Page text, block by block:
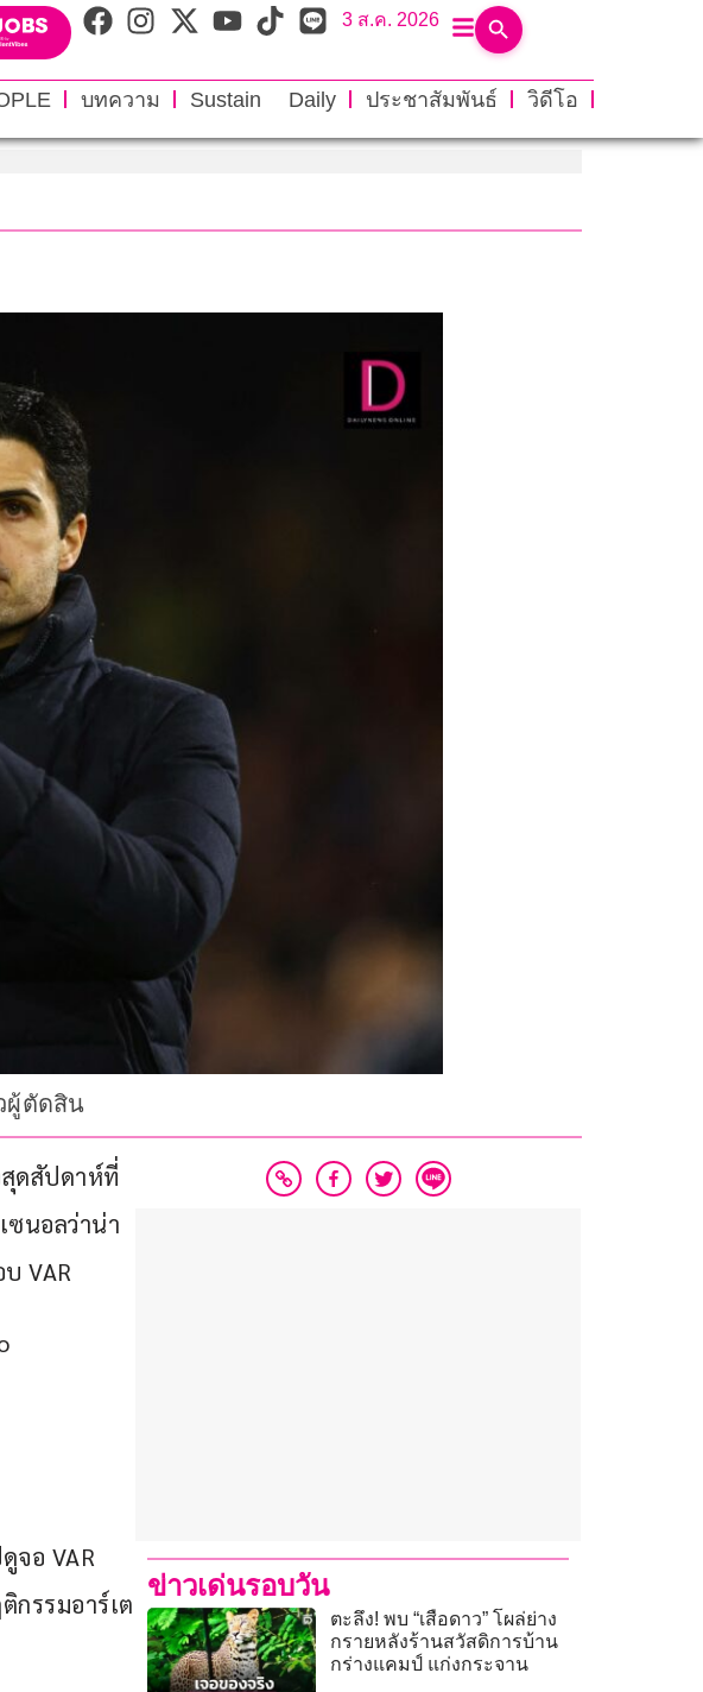
3 ส.ค. 2026
บทความ Sustain Daily ประชาสัมพันธ์
วิดีโอ
ผู้ตัดสิน
ดสัปดาห์ที่
ซนอลว่าน่า
VAR
จอ VAR
กรรมอาร์เต
ข่าวเด่นรอบวัน
ตะลึง! พบ “เสือดาว” โผล่ย่าง
กรายหลังร้านสวัสดิการบ้าน
กร่างแคมป์ แก่งกระจาน